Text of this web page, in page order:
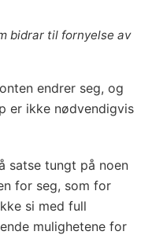
bidrar til fornyelse av
endrer seg, og
er ikke nødvendigvis
satse tungt på noen
for seg, som for
si med full
mulighetene for